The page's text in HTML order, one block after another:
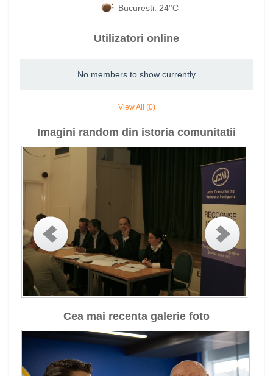
Bucuresti: 24°C
Utilizatori online
No members to show currently
View All (0)
Imagini random din istoria comunitatii
Cea mai recenta galerie foto